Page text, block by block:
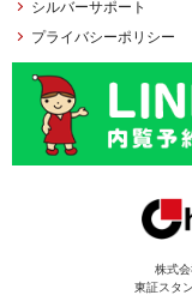
シルバーサポート
プライバシーポリシー
株式
東証スタ